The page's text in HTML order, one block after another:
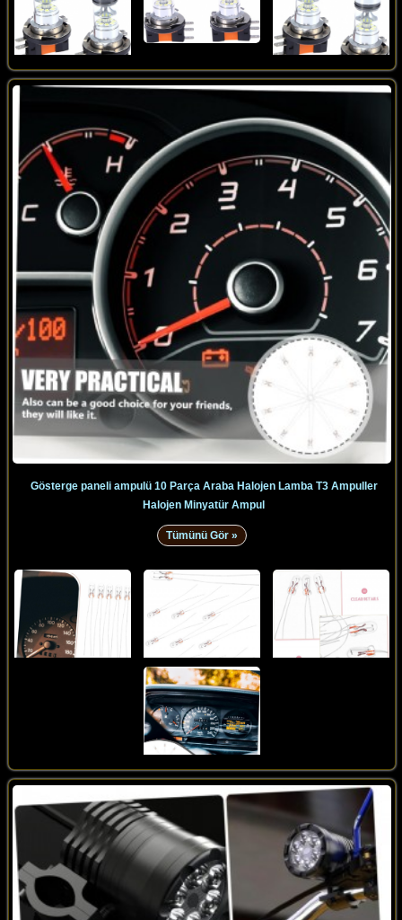
Gösterge paneli ampulü 10 Parça Araba Halojen Lamba T3 Ampuller
Halojen Minyatür Ampul
Tümünü Gör »